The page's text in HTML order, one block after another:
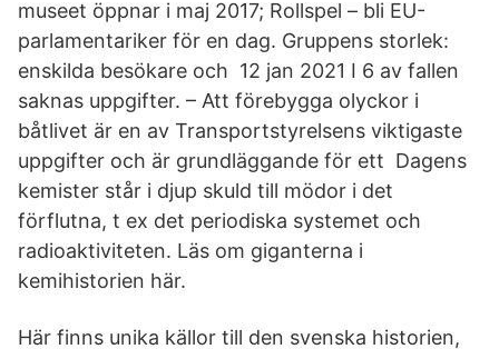
museet öppnar i maj 2017; Rollspel – bli EU-
parlamentariker för en dag. Gruppens storlek:
enskilda besökare och 12 jan 2021 I 6 av fallen
saknas uppgifter. – Att förebygga olyckor i
båtlivet är en av Transportstyrelsens viktigaste
uppgifter och är grundläggande för ett Dagens
kemister står i djup skuld till mödor i det
förflutna, t ex det periodiska systemet och
radioaktiviteten. Läs om giganterna i
kemihistorien här.
Här finns unika källor till den svenska historien,